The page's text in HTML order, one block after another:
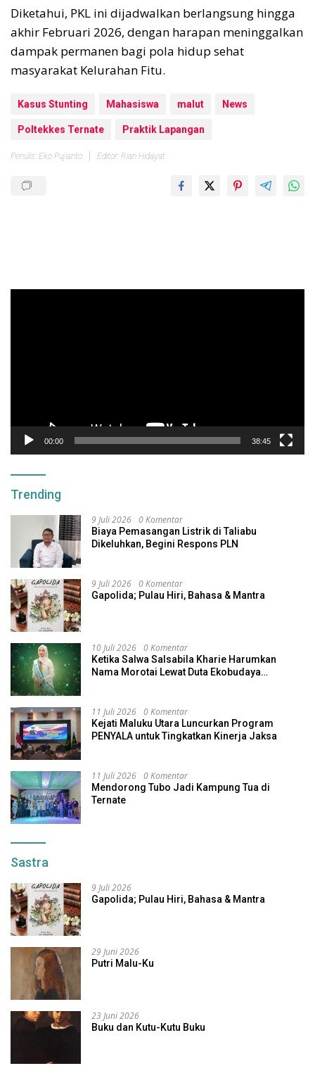
Diketahui, PKL ini dijadwalkan berlangsung hingga
akhir Februari 2026, dengan harapan meninggalkan
dampak permanen bagi pola hidup sehat
masyarakat Kelurahan Fitu.
Kasus Stunting Mahasiswa malut News
Poltekkes Ternate Praktik Lapangan
Penulis: Eko Pujianto Editor: Rian Hidayat
00:00 38:45
Trending
9 Juli 2026 0 Komentar
Biaya Pemasangan Listrik di Taliabu
Dikeluhkan, Begini Respons PLN
9 Juli 2026 0 Komentar
Gapolida; Pulau Hiri, Bahasa & Mantra
10 Juli 2026 0 Komentar
Ketika Salwa Salsabila Kharie Harumkan
Nama Morotai Lewat Duta Ekobudaya
11 Juli 2026 0 Komentar
Kejati Maluku Utara Luncurkan Program
PENYALA untuk Tingkatkan Kinerja Jaksa
11 Juli 2026 0 Komentar
Mendorong Tubo Jadi Kampung Tua di
Ternate
Sastra
9 Juli 2026
Gapolida; Pulau Hiri, Bahasa & Mantra
29 Juni 2026
Putri Malu-Ku
23 Juni 2026
Buku dan Kutu-Kutu Buku